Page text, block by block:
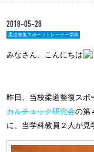
2018-05-28
柔道整復スポーツトレーナー学科
みなさん、こんにちは
昨日、当校柔道整復スポ
カルチェック研究会の第
に、当学科教員２人が見